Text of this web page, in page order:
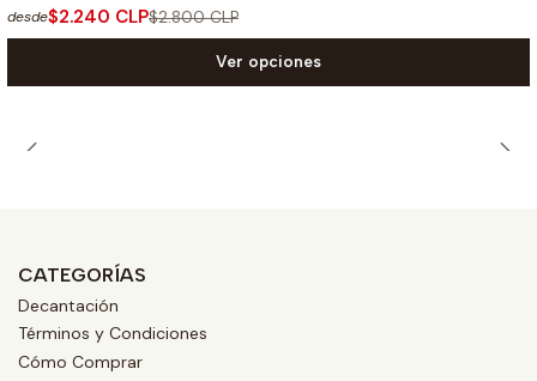
desde$2.240 CLP$2.800 CLP
Ver opciones
CATEGORÍAS
Decantación
Términos y Condiciones
Cómo Comprar